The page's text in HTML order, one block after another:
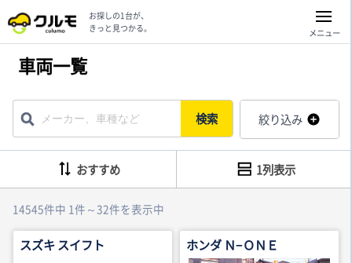
お探しの1台が、
きっと見つかる。
メニュー
車両一覧
検索 絞り込み
14545件中 1件～32件を表示中
おすすめ 1列表示
スズキ スイフト ホンダ Ｎ−ＯＮＥ